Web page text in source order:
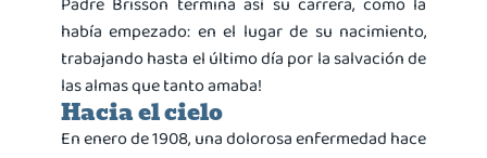
había empezado: en el lugar de su nacimiento,
trabajando hasta el último día por la salvación de
las almas que tanto amaba!
Hacia el cielo
En enero de 1908, una dolorosa enfermedad hace